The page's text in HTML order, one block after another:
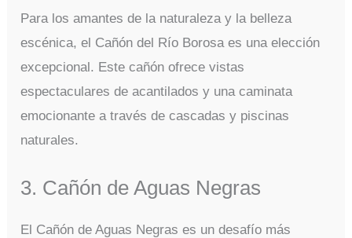
Para los amantes de la naturaleza y la belleza
escénica, el Cañón del Río Borosa es una elección
excepcional. Este cañón ofrece vistas
espectaculares de acantilados y una caminata
emocionante a través de cascadas y piscinas
naturales.
3. Cañón de Aguas Negras
El Cañón de Aguas Negras es un desafío más